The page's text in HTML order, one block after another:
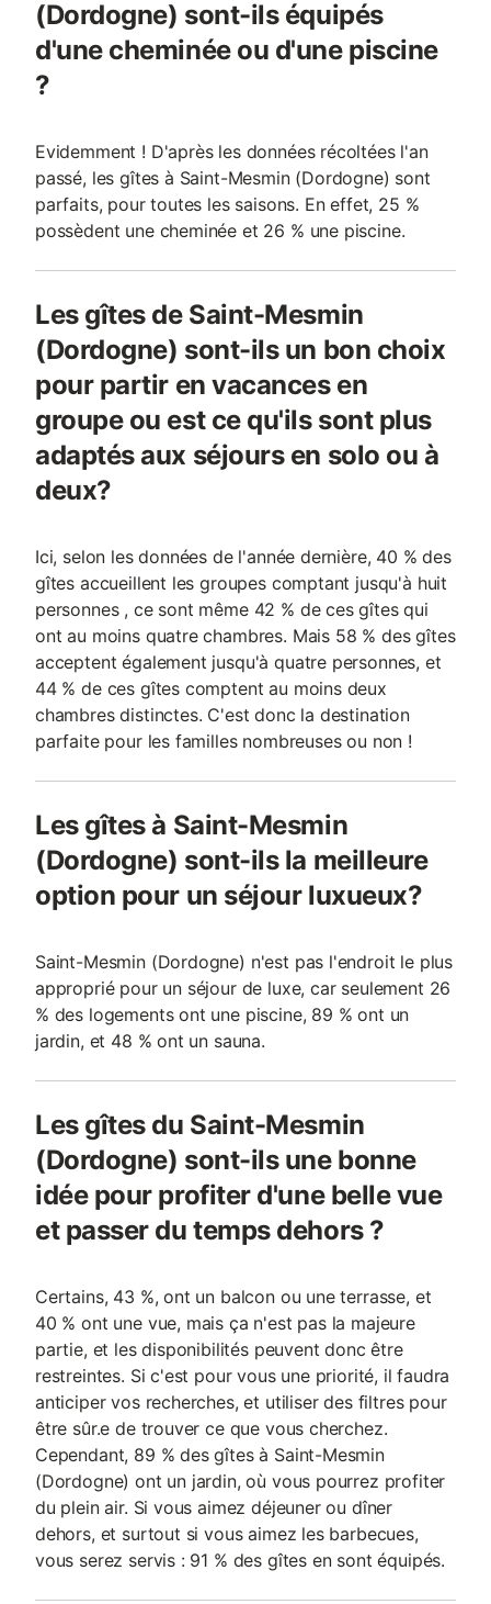
(Dordogne) sont-ils équipés
d'une cheminée ou d'une piscine
?
Evidemment ! D'après les données récoltées l'an
passé, les gîtes à Saint-Mesmin (Dordogne) sont
parfaits, pour toutes les saisons. En effet, 25 %
possèdent une cheminée et 26 % une piscine.
Les gîtes de Saint-Mesmin
(Dordogne) sont-ils un bon choix
pour partir en vacances en
groupe ou est ce qu'ils sont plus
adaptés aux séjours en solo ou à
deux?
Ici, selon les données de l'année dernière, 40 % des
gîtes accueillent les groupes comptant jusqu'à huit
personnes , ce sont même 42 % de ces gîtes qui
ont au moins quatre chambres. Mais 58 % des gîtes
acceptent également jusqu'à quatre personnes, et
44 % de ces gîtes comptent au moins deux
chambres distinctes. C'est donc la destination
parfaite pour les familles nombreuses ou non !
Les gîtes à Saint-Mesmin
(Dordogne) sont-ils la meilleure
option pour un séjour luxueux?
Saint-Mesmin (Dordogne) n'est pas l'endroit le plus
approprié pour un séjour de luxe, car seulement 26
% des logements ont une piscine, 89 % ont un
jardin, et 48 % ont un sauna.
Les gîtes du Saint-Mesmin
(Dordogne) sont-ils une bonne
idée pour profiter d'une belle vue
et passer du temps dehors ?
Certains, 43 %, ont un balcon ou une terrasse, et
40 % ont une vue, mais ça n'est pas la majeure
partie, et les disponibilités peuvent donc être
restreintes. Si c'est pour vous une priorité, il faudra
anticiper vos recherches, et utiliser des filtres pour
être sûr.e de trouver ce que vous cherchez.
Cependant, 89 % des gîtes à Saint-Mesmin
(Dordogne) ont un jardin, où vous pourrez profiter
du plein air. Si vous aimez déjeuner ou dîner
dehors, et surtout si vous aimez les barbecues,
vous serez servis : 91 % des gîtes en sont équipés.